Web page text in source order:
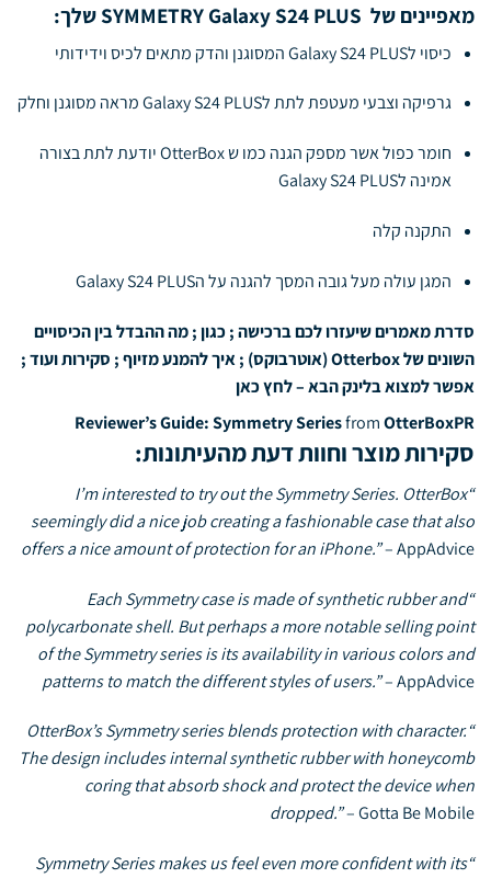
מאפיינים של SYMMETRY Galaxy S24 PLUS שלך:
כיסוי לGalaxy S24 PLUS המסוגנן והדק מתאים לכיס וידידותי
גרפיקה וצבעי מעטפת לתת לGalaxy S24 PLUS מראה מסוגנן וחלק
חומר כפול אשר מספק הגנה כמו ש OtterBox יודעת לתת בצורה
אמינה לGalaxy S24 PLUS
התקנה קלה
המגן עולה מעל גובה המסך להגנה על הGalaxy S24 PLUS
סדרת מאמרים שיעזרו לכם ברכישה ; כגון ; מה ההבדל בין הכיסויים
השונים של Otterbox (אוטרבוקס) ; איך להמנע מזיוף ; סקירות ועוד ;
אפשר למצוא בלינק הבא –לחץ כאן
Reviewer’s Guide: Symmetry SeriesfromOtterBoxPR
סקירות מוצר וחוות דעת מהעיתונות:
“I’m interested to try out the Symmetry Series. OtterBox
seemingly did a nice job creating a fashionable case that also
offers a nice amount of protection for an iPhone.”–AppAdvice
“Each Symmetry case is made of synthetic rubber and
polycarbonate shell. But perhaps a more notable selling point
of the Symmetry series is its availability in various colors and
patterns to match the different styles of users.”–AppAdvice
“OtterBox’s Symmetry series blends protection with character.
The design includes internal synthetic rubber with honeycomb
coring that absorb shock and protect the device when
dropped.”–Gotta Be Mobile
“Symmetry Series makes us feel even more confident with its